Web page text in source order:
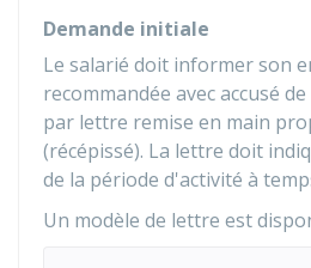
Demande initiale
Le salarié doit informer son
recommandée avec accusé
par lettre remise en main
(récépissé). La lettre doit
de la période d'activité à
Un modèle de lettre est